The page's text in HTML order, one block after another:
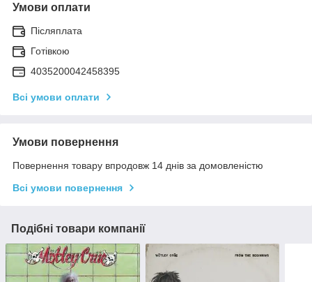
Умови оплати
Післяплата
Готівкою
4035200042458395
Всі умови оплати
Умови повернення
Повернення товару впродовж 14 днів за домовленістю
Всі умови повернення
Подібні товари компанії